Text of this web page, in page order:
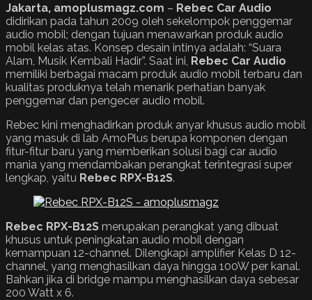
Jakarta, amoplusmagz.com – Rebec Car Audio
didirikan pada tahun 2009 oleh sekelompok penggemar
audio mobil; dengan tujuan menawarkan produk audio
mobil kelas atas. Konsep desain intinya adalah: “Suara
Alam, Musik Kembali Hadir”. Saat ini, Rebec Car Audio
memiliki berbagai macam produk audio mobil terbaru dan
kualitas produknya telah menarik perhatian banyak
penggemar dan pengecer audio mobil.​​
Rebec kini menghadirkan produk anyar khusus audio mobil
yang masuk di lab AmoPlus berupa komponen dengan
fitur-fitur baru yang memberikan solusi bagi car audio
mania yang mendambakan perangkat terintegrasi super
lengkap, yaitu Rebec RPX-B12S.
Rebec RPX-B12S merupakan perangkat yang dibuat
khusus untuk peningkatan audio mobil dengan
kemampuan 12-channel. Dilengkapi amplifier Kelas D 12-
channel, yang menghasilkan daya hingga 100W per kanal.
Bahkan jika di bridge mampu menghasilkan daya sebesar
200 Watt x 6.